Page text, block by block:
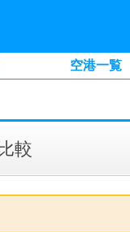
空港一覧
較